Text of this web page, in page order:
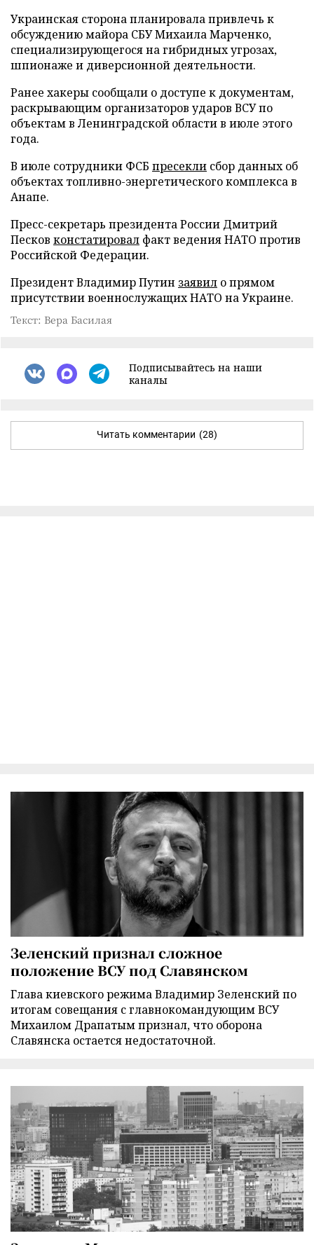
Украинская сторона планировала привлечь к
обсуждению майора СБУ Михаила Марченко,
специализирующегося на гибридных угрозах,
шпионаже и диверсионной деятельности.
Ранее хакеры сообщали о доступе к документам,
раскрывающим организаторов ударов ВСУ по
объектам в Ленинградской области в июле этого
года.
В июле сотрудники ФСБ пресекли сбор данных об
объектах топливно-энергетического комплекса в
Анапе.
Пресс-секретарь президента России Дмитрий
Песков констатировал факт ведения НАТО против
Российской Федерации.
Президент Владимир Путин заявил о прямом
присутствии военнослужащих НАТО на Украине.
Текст: Вера Басилая
Подписывайтесь на наши
каналы
Читать комментарии (28)
Зеленский признал сложное
положение ВСУ под Славянском
Глава киевского режима Владимир Зеленский по
итогам совещания с главнокомандующим ВСУ
Михаилом Драпатым признал, что оборона
Славянска остается недостаточной.